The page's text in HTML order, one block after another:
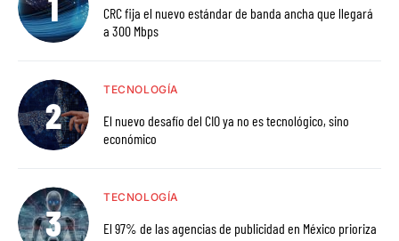
CRC fija el nuevo estándar de banda ancha que llegará
a 300 Mbps
TECNOLOGÍA
El nuevo desafío del CIO ya no es tecnológico, sino
económico
TECNOLOGÍA
El 97% de las agencias de publicidad en México prioriza